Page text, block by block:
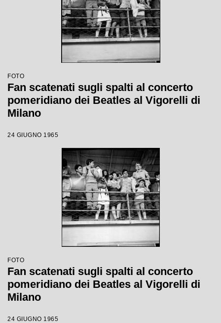
FOTO
Fan scatenati sugli spalti al concerto
pomeridiano dei Beatles al Vigorelli di
Milano
24 GIUGNO 1965
FOTO
Fan scatenati sugli spalti al concerto
pomeridiano dei Beatles al Vigorelli di
Milano
24 GIUGNO 1965